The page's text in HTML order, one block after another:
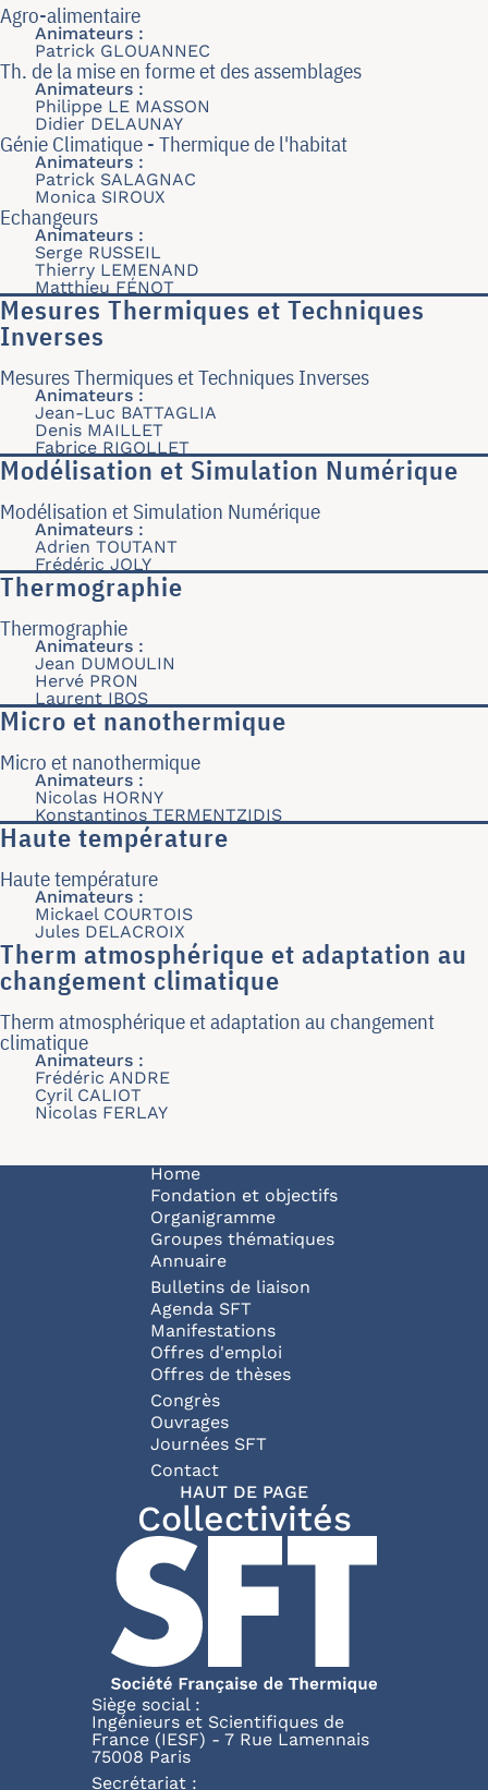
Agro-alimentaire
Animateurs :
Patrick GLOUANNEC
Th. de la mise en forme et des assemblages
Animateurs :
Philippe LE MASSON
Didier DELAUNAY
Génie Climatique - Thermique de l'habitat
Animateurs :
Patrick SALAGNAC
Monica SIROUX
Echangeurs
Animateurs :
Serge RUSSEIL
Thierry LEMENAND
Matthieu FÉNOT
Mesures Thermiques et Techniques
Inverses
Mesures Thermiques et Techniques Inverses
Animateurs :
Jean-Luc BATTAGLIA
Denis MAILLET
Fabrice RIGOLLET
Modélisation et Simulation Numérique
Modélisation et Simulation Numérique
Animateurs :
Adrien TOUTANT
Frédéric JOLY
Thermographie
Thermographie
Animateurs :
Jean DUMOULIN
Hervé PRON
Laurent IBOS
Micro et nanothermique
Micro et nanothermique
Animateurs :
Nicolas HORNY
Konstantinos TERMENTZIDIS
Haute température
Haute température
Animateurs :
Mickael COURTOIS
Jules DELACROIX
Therm atmosphérique et adaptation au
changement climatique
Therm atmosphérique et adaptation au changement
climatique
Animateurs :
Frédéric ANDRE
Cyril CALIOT
Nicolas FERLAY
Navigation principale
Home
Fondation et objectifs
Organigramme
Groupes thématiques
Annuaire
Bulletins de liaison
Agenda SFT
Manifestations
Offres d'emploi
Offres de thèses
Congrès
Ouvrages
Journées SFT
Pied de page
Contact
HAUT DE PAGE
Collectivités
Siège social :
Ingénieurs et Scientifiques de
France (IESF) - 7 Rue Lamennais
75008 Paris
Secrétariat :